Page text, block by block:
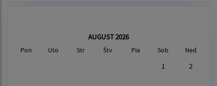
AUGUST 2026
Pon Uto Str Štv Pia Sob Ned
1 2